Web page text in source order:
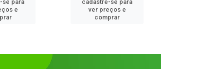
se para
e
cadastre-se para
ver preços e
comprar